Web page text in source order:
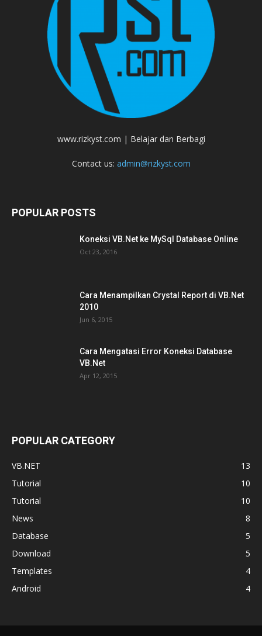
www.rizkyst.com | Belajar dan Berbagi
Contact us: admin@rizkyst.com
POPULAR POSTS
Koneksi VB.Net ke MySql Database Online
Oct 23, 2016
Cara Menampilkan Crystal Report di VB.Net
2010
Jun 6, 2015
Cara Mengatasi Error Koneksi Database
VB.Net
Apr 12, 2015
POPULAR CATEGORY
VB.NET
13
Tutorial
10
Tutorial
10
News
8
Database
5
Download
5
Templates
4
Android
4